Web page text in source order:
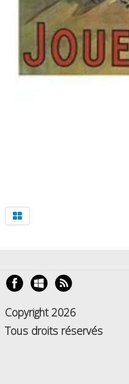
Copyright 2026
Tous droits réservés